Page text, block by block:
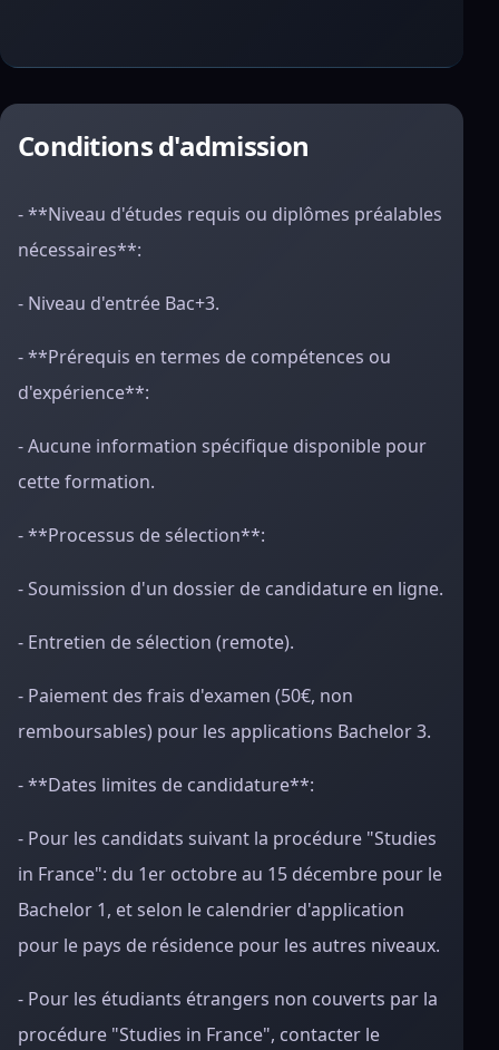
Conditions d'admission
- **Niveau d'études requis ou diplômes préalables
nécessaires**:
- Niveau d'entrée Bac+3.
- **Prérequis en termes de compétences ou
d'expérience**:
- Aucune information spécifique disponible pour
cette formation.
- **Processus de sélection**:
- Soumission d'un dossier de candidature en ligne.
- Entretien de sélection (remote).
- Paiement des frais d'examen (50€, non
remboursables) pour les applications Bachelor 3.
- **Dates limites de candidature**:
- Pour les candidats suivant la procédure "Studies
in France": du 1er octobre au 15 décembre pour le
Bachelor 1, et selon le calendrier d'application
pour le pays de résidence pour les autres niveaux.
- Pour les étudiants étrangers non couverts par la
procédure "Studies in France", contacter le